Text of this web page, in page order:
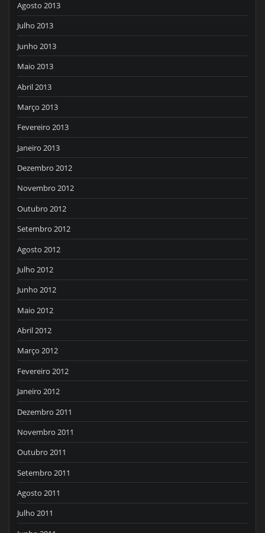
Agosto 2013
Julho 2013
Junho 2013
Maio 2013
Abril 2013
Março 2013
Fevereiro 2013
Janeiro 2013
Dezembro 2012
Novembro 2012
Outubro 2012
Setembro 2012
Agosto 2012
Julho 2012
Junho 2012
Maio 2012
Abril 2012
Março 2012
Fevereiro 2012
Janeiro 2012
Dezembro 2011
Novembro 2011
Outubro 2011
Setembro 2011
Agosto 2011
Julho 2011